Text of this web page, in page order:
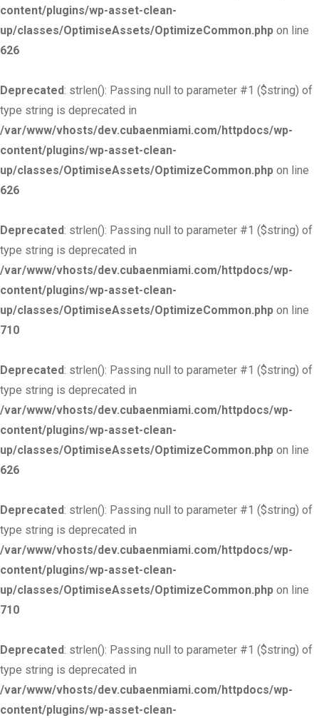
content/plugins/wp-asset-clean-
up/classes/OptimiseAssets/OptimizeCommon.php on line
626
Deprecated: strlen(): Passing null to parameter #1 ($string) of
type string is deprecated in
/var/www/vhosts/dev.cubaenmiami.com/httpdocs/wp-
content/plugins/wp-asset-clean-
up/classes/OptimiseAssets/OptimizeCommon.php on line
626
Deprecated: strlen(): Passing null to parameter #1 ($string) of
type string is deprecated in
/var/www/vhosts/dev.cubaenmiami.com/httpdocs/wp-
content/plugins/wp-asset-clean-
up/classes/OptimiseAssets/OptimizeCommon.php on line
710
Deprecated: strlen(): Passing null to parameter #1 ($string) of
type string is deprecated in
/var/www/vhosts/dev.cubaenmiami.com/httpdocs/wp-
content/plugins/wp-asset-clean-
up/classes/OptimiseAssets/OptimizeCommon.php on line
626
Deprecated: strlen(): Passing null to parameter #1 ($string) of
type string is deprecated in
/var/www/vhosts/dev.cubaenmiami.com/httpdocs/wp-
content/plugins/wp-asset-clean-
up/classes/OptimiseAssets/OptimizeCommon.php on line
710
Deprecated: strlen(): Passing null to parameter #1 ($string) of
type string is deprecated in
/var/www/vhosts/dev.cubaenmiami.com/httpdocs/wp-
content/plugins/wp-asset-clean-